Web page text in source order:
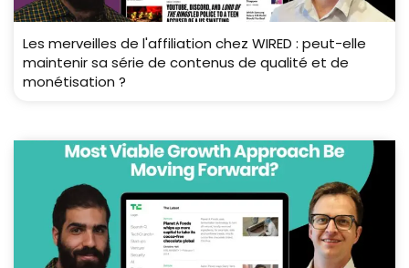
Les merveilles de l'affiliation chez WIRED : peut-elle
maintenir sa série de contenus de qualité et de
monétisation ?